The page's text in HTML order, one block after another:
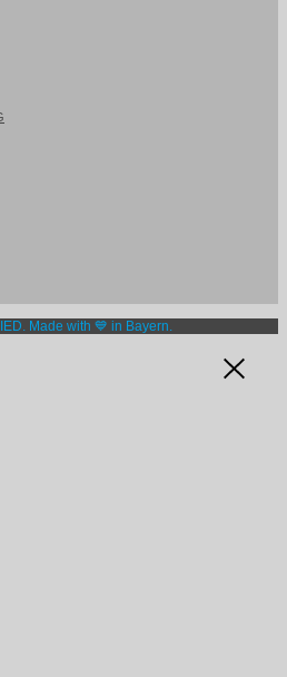
Made with 💙 in Bayern.